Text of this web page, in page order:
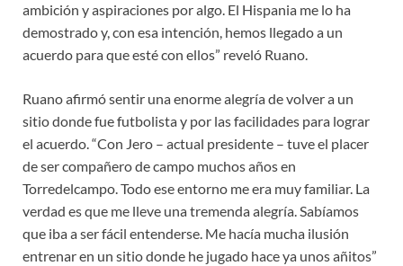
ambición y aspiraciones por algo. El Hispania me lo ha
demostrado y, con esa intención, hemos llegado a un
acuerdo para que esté con ellos” reveló Ruano.
Ruano afirmó sentir una enorme alegría de volver a un
sitio donde fue futbolista y por las facilidades para lograr
el acuerdo. “Con Jero – actual presidente – tuve el placer
de ser compañero de campo muchos años en
Torredelcampo. Todo ese entorno me era muy familiar. La
verdad es que me lleve una tremenda alegría. Sabíamos
que iba a ser fácil entenderse. Me hacía mucha ilusión
entrenar en un sitio donde he jugado hace ya unos añitos”